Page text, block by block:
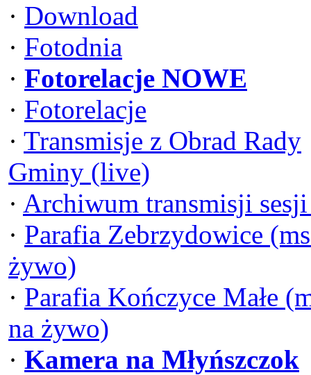
· Download
· Fotodnia
· Fotorelacje NOWE
· Fotorelacje
· Transmisje z Obrad Rady
Gminy (live)
· Archiwum transmisji
· Parafia Zebrzydowice
żywo)
· Parafia Kończyce Małe
na żywo)
· Kamera na Młyńszczok